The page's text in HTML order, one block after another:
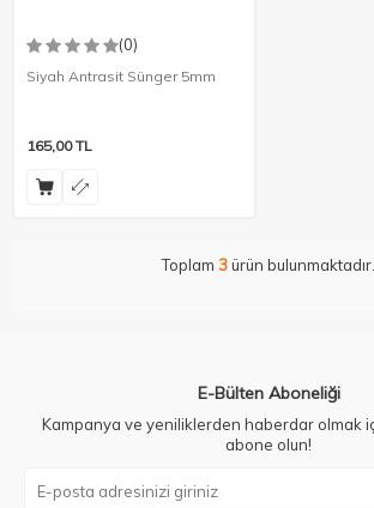
(0)
Siyah Antrasit Sünger 5mm
165,00TL
Toplam 3ürün bulunmaktadır.
E-Bülten Aboneliği
Kampanya ve yeniliklerden haberdar olmak
abone olun!